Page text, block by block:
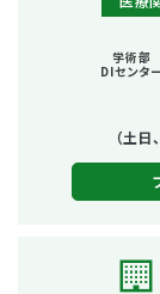
学術部
DIセンター
（土